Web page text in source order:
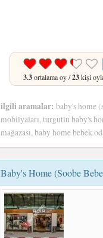
3.3ortalama oy /23kişi
ilgili aramalar: baby's home
mobilyaları, turgutlu baby's
mağazası, baby home bebek
Baby's Home (Soobe